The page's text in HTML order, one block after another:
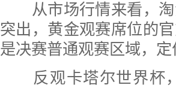
从市场行情来看，淘
突出，黄金观赛席位的
是决赛普通观赛区域，
反观卡塔尔世界杯，